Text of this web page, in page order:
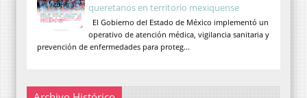
queretanos en territorio mexiquense
El Gobierno del Estado de México implementó un
operativo de atención médica, vigilancia sanitaria y
prevención de enfermedades para proteg...